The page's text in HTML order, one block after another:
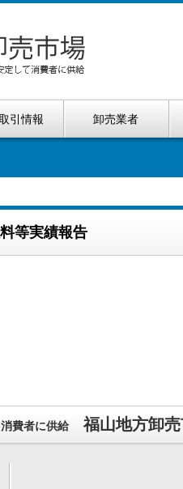
引情報 卸売業者
等実績報告
費者に供給 福山地方卸